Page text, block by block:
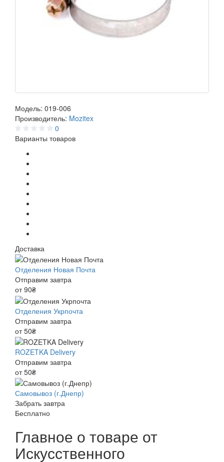
Модель: 019-006
Производитель: Mozitex
0
Варианты товаров
Доставка
Отделения Новая Почта
Отправим завтра
от 90₴
Отделения Укрпочта
Отправим завтра
от 50₴
ROZETKA Delivery
Отправим завтра
от 50₴
Самовывоз (г.Днепр)
Забрать завтра
Бесплатно
Главное о товаре от
Искусственного